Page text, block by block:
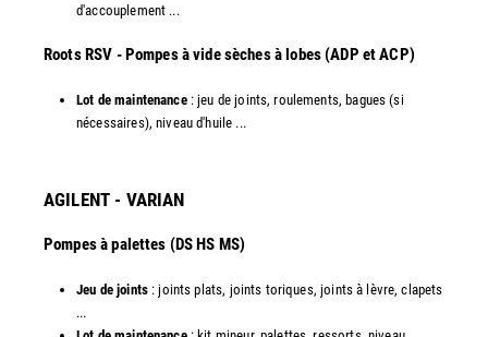
d'accouplement ...​
​Roots RSV - Pompes à vide sèches à lobes (ADP et ACP)
Lot de maintenance: jeu de joints, roulements, bagues (si
nécessaires), niveau d'huile ...​
AGILENT - VARIAN
Pompes à palettes (DS HS MS)
Jeu de joints : joints plats, joints toriques, joints à lèvre, clapets
...